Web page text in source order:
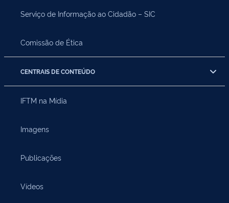
Serviço de Informação ao Cidadão – SIC
Comissão de Ética
CENTRAIS DE CONTEÚDO
IFTM na Mídia
Imagens
Publicações
Vídeos